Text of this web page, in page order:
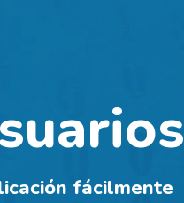
fácilmente